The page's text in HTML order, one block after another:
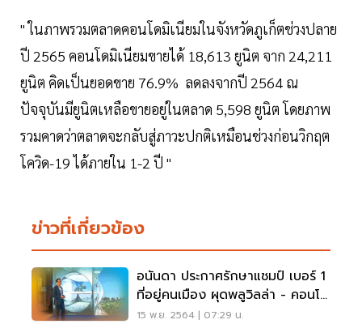
" ในภาพรวมตลาดคอนโดมิเนียมในจังหวัดภูเก็ตช่วงปลาย
ปี 2565 คอนโดมิเนียมขายได้ 18,613 ยูนิต จาก 24,211
ยูนิต คิดเป็นยอดขาย 76.9% ลดลงจากปี 2564 ณ
ปัจจุบันมียูนิตเหลือขายอยู่ในตลาด 5,598 ยูนิต โดยภาพ
รวมคาดว่าตลาดจะกลับสู่ภาวะปกติเหมือนช่วงก่อนวิกฤต
โควิด-19 ได้ภายใน 1-2 ปี "
ข่าวที่เกี่ยวข้อง
อนันดา ประกาศรักษาแชมป์ เบอร์ 1
ที่อยู่คนเมือง ผุดพลูวิลล่า - คอนโด
หรูลอยฟ้า
15 พ.ย. 2564 | 07:29 น.